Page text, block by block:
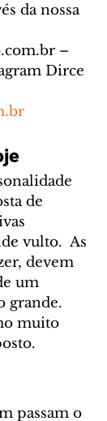
da nossa
–
Dirce
de
vulto.  As
devem
um
grande.
muito
passam o